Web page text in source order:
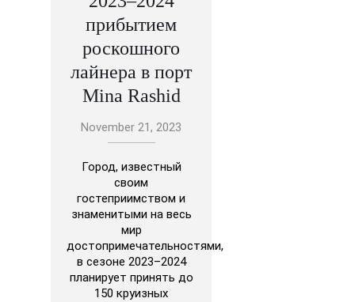
прибытием
роскошного
лайнера в порт
Mina Rashid
November 21, 2023
Город, известный
своим
гостеприимством и
знаменитыми на весь
мир
достопримечательностями,
в сезоне 2023–2024
планирует принять до
150 круизных